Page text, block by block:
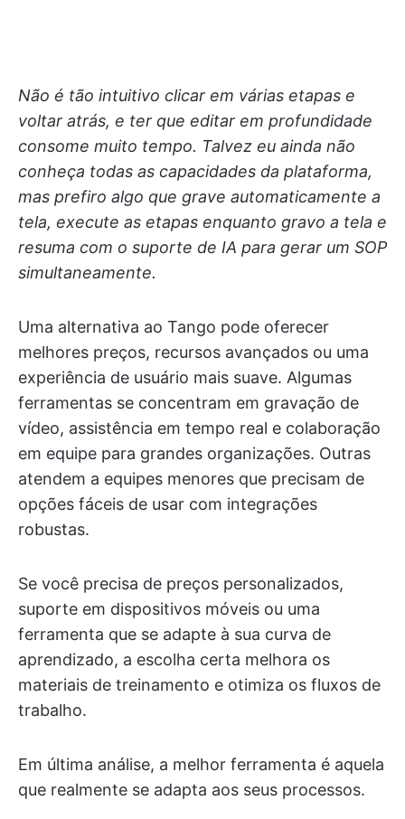
Não é tão intuitivo clicar em várias etapas e
voltar atrás, e ter que editar em profundidade
consome muito tempo. Talvez eu ainda não
conheça todas as capacidades da plataforma,
mas prefiro algo que grave automaticamente a
tela, execute as etapas enquanto gravo a tela e
resuma com o suporte de IA para gerar um SOP
simultaneamente.
Uma alternativa ao Tango pode oferecer
melhores preços, recursos avançados ou uma
experiência de usuário mais suave. Algumas
ferramentas se concentram em gravação de
vídeo, assistência em tempo real e colaboração
em equipe para grandes organizações. Outras
atendem a equipes menores que precisam de
opções fáceis de usar com integrações
robustas.
Se você precisa de preços personalizados,
suporte em dispositivos móveis ou uma
ferramenta que se adapte à sua curva de
aprendizado, a escolha certa melhora os
materiais de treinamento e otimiza os fluxos de
trabalho.
Em última análise, a melhor ferramenta é aquela
que realmente se adapta aos seus processos.